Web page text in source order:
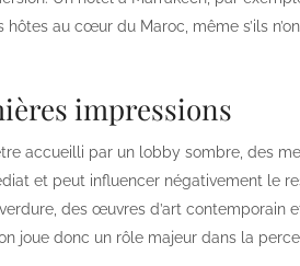
au cœur du Maroc, même s’ils
impressions
accueilli par un lobby sombre, des
et peut influencer négativement le
des œuvres d’art contemporain
joue donc un rôle majeur dans la